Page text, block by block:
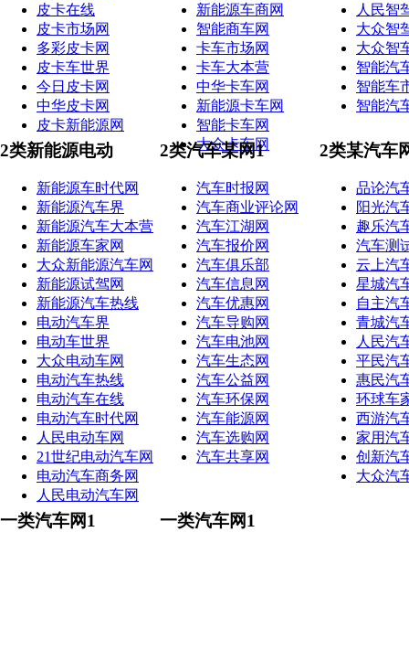
皮卡在线
皮卡市场网
多彩皮卡网
皮卡车世界
今日皮卡网
中华皮卡网
皮卡新能源网
新能源车商网
智能商车网
卡车市场网
卡车大本营
中华卡车网
新能源卡车网
智能卡车网
大众卡车网
人民智
大众智
大众智
智能汽
智能车
智能汽
2类新能源电动
新能源车时代网
新能源汽车界
新能源汽车大本营
新能源车家网
大众新能源汽车网
新能源试驾网
新能源汽车热线
电动汽车界
电动车世界
大众电动车网
电动汽车热线
电动汽车在线
电动汽车时代网
人民电动车网
21世纪电动汽车网
电动汽车商务网
人民电动汽车网
2类汽车某网1
汽车时报网
汽车商业评论网
汽车江湖网
汽车报价网
汽车俱乐部
汽车信息网
汽车优惠网
汽车导购网
汽车电池网
汽车生态网
汽车公益网
汽车环保网
汽车能源网
汽车选购网
汽车共享网
2类某汽车
品论汽
阳光汽
趣乐汽
汽车测
云上汽
星城汽
自主汽
青城汽
人民汽
平民汽
惠民汽
环球车
西游汽
家用汽
创新汽
大众汽
一类汽车网1 一类汽车网1